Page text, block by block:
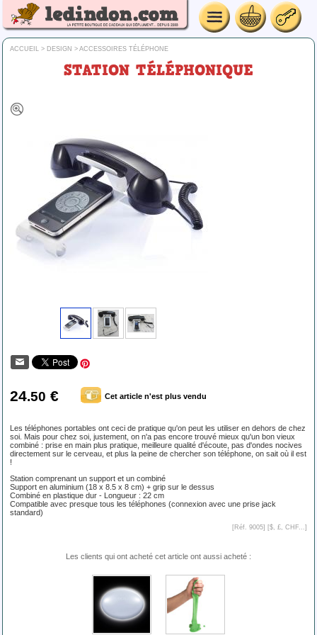
ACCUEIL > DESIGN > ACCESSOIRES TÉLÉPHONE
STATION TÉLÉPHONIQUE
24.50 € Cet article n'est plus vendu
Les téléphones portables ont ceci de pratique qu'on peut les utiliser en dehors de chez
soi. Mais pour chez soi, justement, on n'a pas encore trouvé mieux qu'un bon vieux
combiné : prise en main plus pratique, meilleure qualité d'écoute, pas d'ondes nocives
directement sur le cerveau, et plus la peine de chercher son téléphone, on sait où il est
!
Station comprenant un support et un combiné
Support en aluminium (18 x 8.5 x 8 cm) + grip sur le dessus
Combiné en plastique dur - Longueur : 22 cm
Compatible avec presque tous les téléphones (connexion avec une prise jack
standard)
[Réf. 9005] [$, £, CHF...]
Les clients qui ont acheté cet article ont aussi acheté :